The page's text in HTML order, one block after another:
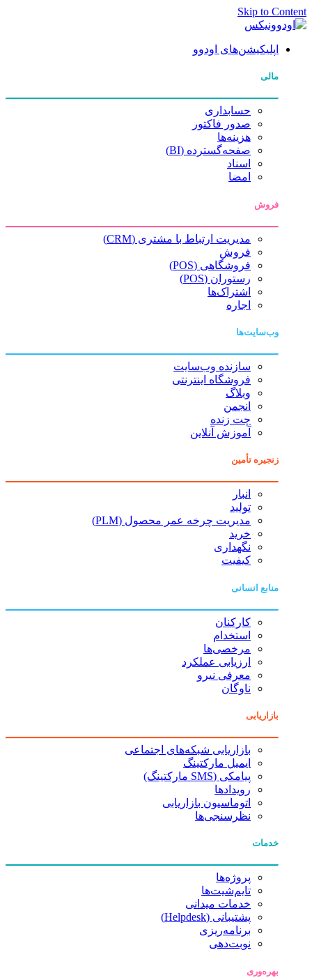
Skip to Content
اپلیکیشن‌های اودوو
مالی
حسابداری
صدور فاکتور
هزینه‌ها
صفحه‌گسترده (BI)
اسناد
امضا
فروش
مدیریت ارتباط با مشتری (CRM)
فروش
فروشگاهی (POS)
رستوران (POS)
اشتراک‌ها
اجاره
وب‌سایت‌ها
سازنده وب‌سایت
فروشگاه اینترنتی
وبلاگ
انجمن
چت زنده
آموزش آنلاین
زنجیره تأمین
انبار
تولید
مدیریت چرخه عمر محصول (PLM)
خرید
نگهداری
کیفیت
منابع انسانی
کارکنان
استخدام
مرخصی‌ها
ارزیابی عملکرد
معرفی نیرو
ناوگان
بازاریابی
بازاریابی شبکه‌های اجتماعی
ایمیل مارکتینگ
پیامکی (SMS مارکتینگ)
رویدادها
اتوماسیون بازاریابی
نظرسنجی‌ها
خدمات
پروژه‌ها
تایم‌شیت‌ها
خدمات میدانی
پشتیبانی (Helpdesk)
برنامه‌ریزی
نوبت‌دهی
بهره‌وری